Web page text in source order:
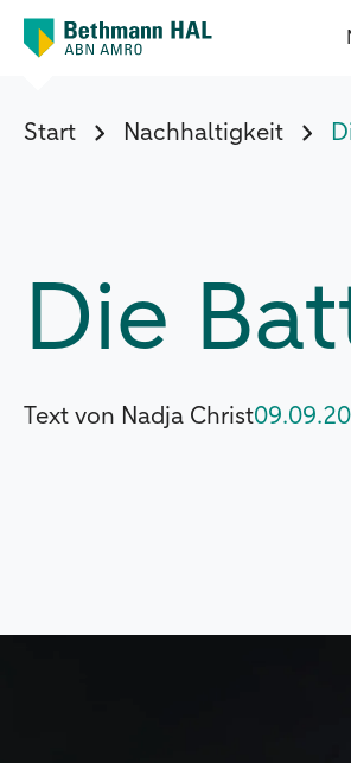
Start Nachhaltigkeit
Die
Text von Nadja Christ